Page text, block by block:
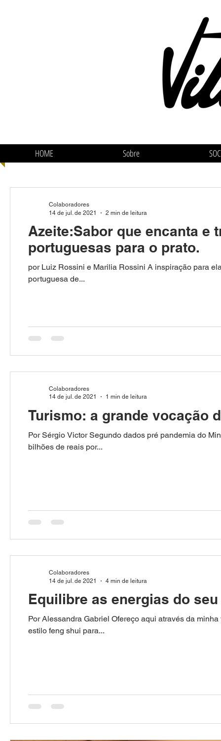
HOME Sobre
Azeite:Sabor que encanta e
portuguesas para o prato.
por Luiz Rossini e Marilia Rossini A inspiração para
portuguesa de...
Colaboradores
14 de jul. de 2021
2 min de leitura
Turismo: a grande vocação
Por Sérgio Victor Segundo dados pré pandemia do
bilhões de reais por...
Colaboradores
14 de jul. de 2021
1 min de leitura
Equilibre as energias do
Por Alessandra Gabriel Ofereço aqui através da
estilo feng shui para...
Colaboradores
14 de jul. de 2021
4 min de leitura